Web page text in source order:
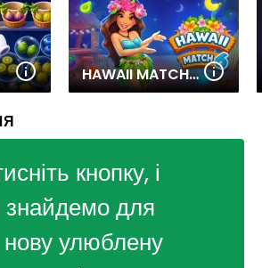
HAWAII MATCH 6
кнопку, і
для
улюблену